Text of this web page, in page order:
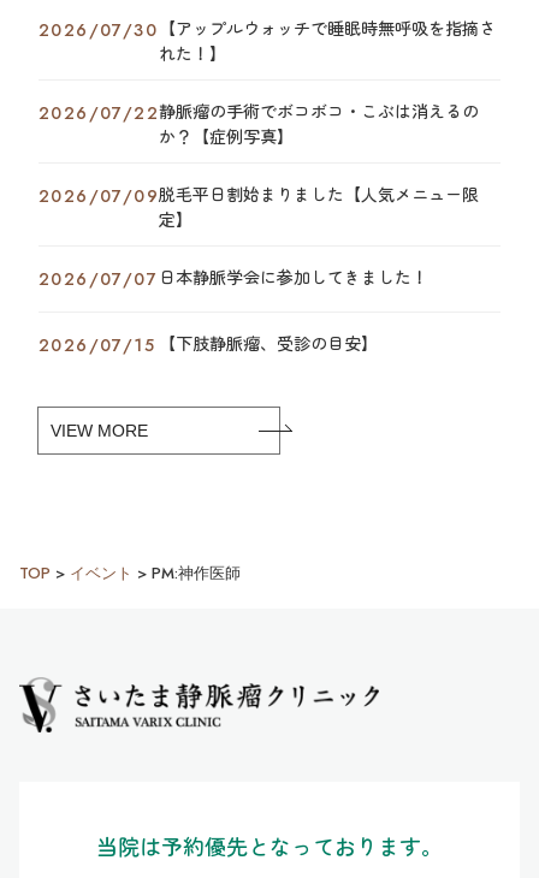
2026/07/30 【アップルウォッチで睡眠時無呼吸を指摘さ
れた！】
2026/07/22静脈瘤の手術でボコボコ・こぶは消えるの
か？【症例写真】
2026/07/09脱毛平日割始まりました【人気メニュー限
定】
2026/07/07 日本静脈学会に参加してきました！
2026/07/15 【下肢静脈瘤、受診の目安】
VIEW MORE
TOP > イベント > PM:神作医師
当院は予約優先となっております。